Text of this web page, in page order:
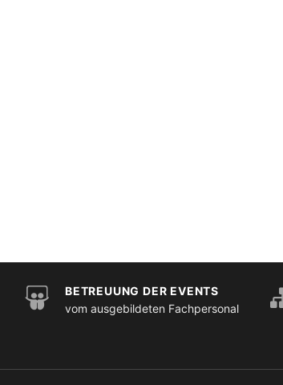
BETREUUNG DER EVENTS
vom ausgebildeten Fachpersonal